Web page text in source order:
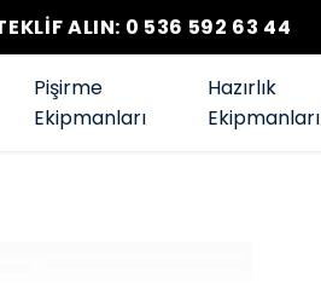
ALIN: 0 536 592 63 44
Pişirme
Ekipmanları
Hazırlık
Ekipmanları